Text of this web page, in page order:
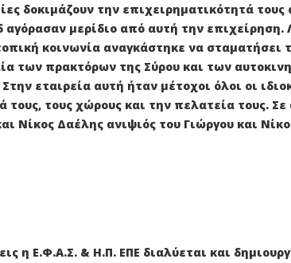
δοκιμάζουν την επιχειρηματικότητά
μερίδιο από αυτή την
κοινωνία αναγκάστηκε να σταματήσει
των πρακτόρων της Σύρου και των
εταιρεία αυτή ήταν μέτοχοι όλοι οι
τους χώρους και την πελατεία τους. Σε
Νίκος Δαέλης ανιψιός του Γιώργου και
η Ε.Φ.Α.Σ. & Η.Π. ΕΠΕ διαλύεται και